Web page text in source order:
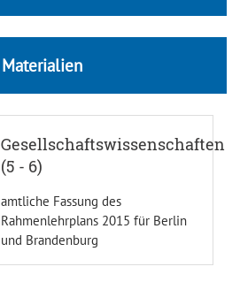
Materialien
Gesellschaftswissenschaften
(5 - 6)
amtliche Fassung des
Rahmenlehrplans 2015 für Berlin
und Brandenburg